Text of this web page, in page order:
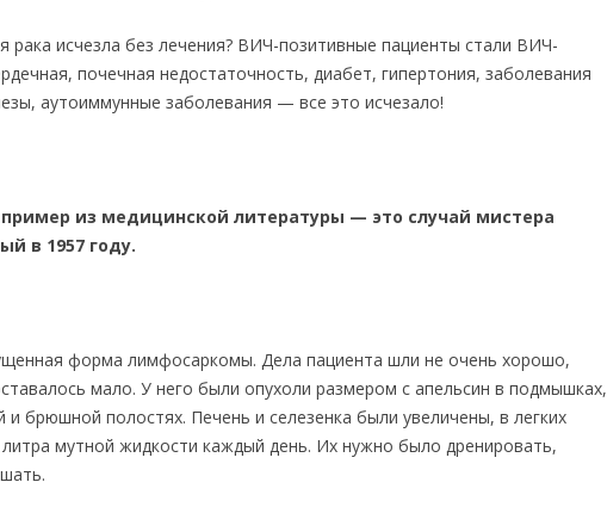
рака исчезла без лечения? ВИЧ-позитивные пациенты стали ВИЧ-
почечная недостаточность, диабет, гипертония, заболевания
аутоиммунные заболевания — все это исчезало!
из медицинской литературы — это случай мистера
в 1957 году.
форма лимфосаркомы. Дела пациента шли не очень хорошо,
мало. У него были опухоли размером с апельсин в подмышках,
и брюшной полостях. Печень и селезенка были увеличены, в легких
мутной жидкости каждый день. Их нужно было дренировать,